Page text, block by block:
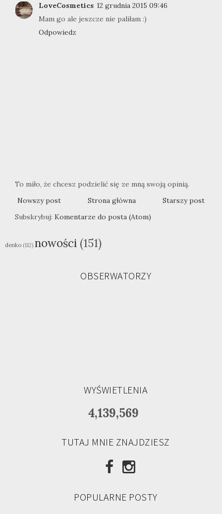
LoveCosmetics 12 grudnia 2015 09:46
Mam go ale jeszcze nie paliłam :)
Odpowiedz
To miło, że chcesz podzielić się ze mną swoją opinią.
Nowszy post
Starszy post
Strona główna
Subskrybuj: Komentarze do posta (Atom)
denko (112) nowości (151)
OBSERWATORZY
WYŚWIETLENIA
4,139,569
TUTAJ MNIE ZNAJDZIESZ
POPULARNE POSTY